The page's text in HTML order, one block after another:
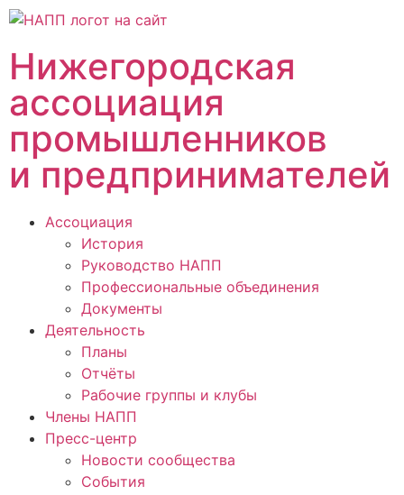
Нижегородская
ассоциация
промышленников
и предпринимателей
Ассоциация
История
Руководство НАПП
Профессиональные объединения
Документы
Деятельность
Планы
Отчёты
Рабочие группы и клубы
Члены НАПП
Пресс-центр
Новости сообщества
События